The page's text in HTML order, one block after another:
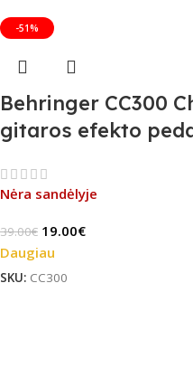
-51%
Behringer CC300
gitaros efekto
Nėra sandėlyje
39.00€ 19.00€
Daugiau
SKU: CC300